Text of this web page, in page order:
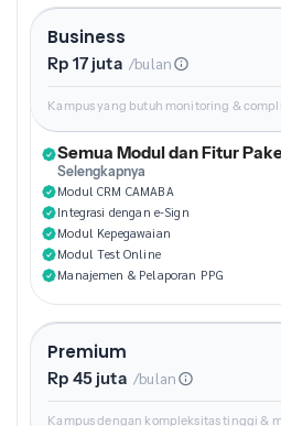
Business
Rp 17 juta/bulan
Kampus yang butuh monitoring &
Semua Modul dan Fitur
Selengkapnya
Modul CRM CAMABA
Integrasi dengan e-Sign
Modul Kepegawaian
Modul Test Online
Manajemen & Pelaporan PPG
Premium
Rp 45 juta/bulan
Kampus dengan kompleksitas tinggi &